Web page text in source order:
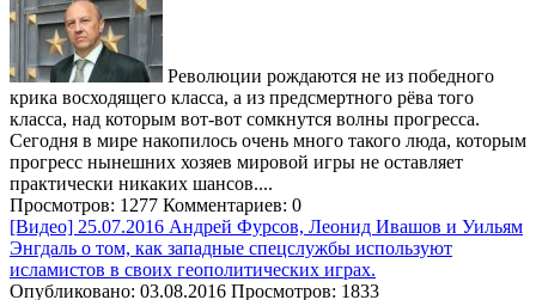
Революции рождаются не из победного
крика восходящего класса, а из предсмертного рёва того
класса, над которым вот-вот сомкнутся волны прогресса.
Сегодня в мире накопилось очень много такого люда, которым
прогресс нынешних хозяев мировой игры не оставляет
практически никаких шансов....
Просмотров: 1277 Комментариев: 0
[Видео] 25.07.2016 Андрей Фурсов, Леонид Ивашов и Уильям
Энгдаль о том, как западные спецслужбы используют
исламистов в своих геополитических играх.
Опубликовано: 03.08.2016 Просмотров: 1833